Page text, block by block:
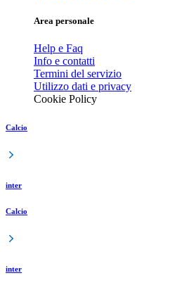
Area personale
Help e Faq
Info e contatti
Termini del servizio
Utilizzo dati e privacy
Cookie Policy
Calcio
inter
Calcio
inter